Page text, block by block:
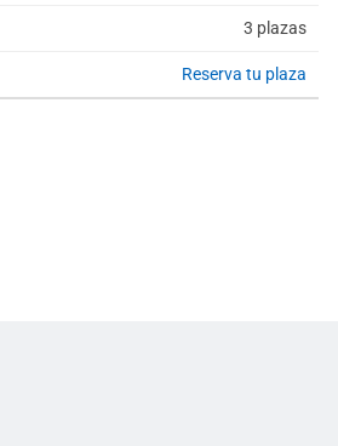
3 plazas
Reserva tu plaza